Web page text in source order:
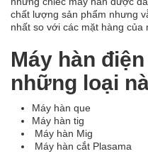
chất lượng sản phẩm nhưng
nhất so với các mặt hàng của
Máy hàn
những loại
Máy hàn que
Máy hàn tig
Máy hàn Mig
Máy hàn cắt Plasama